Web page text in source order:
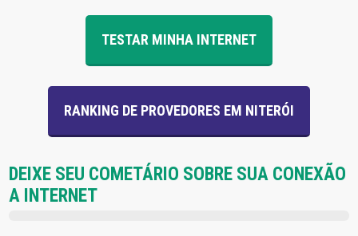
TESTAR MINHA INTERNET
RANKING DE PROVEDORES EM NITERÓI
DEIXE SEU COMETÁRIO SOBRE SUA CONEXÃO
A INTERNET